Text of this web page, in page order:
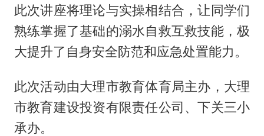
此次讲座将理论与实操相结合，让同学们
熟练掌握了基础的溺水自救互救技能，极
大提升了自身安全防范和应急处置能力。
此次活动由大理市教育体育局主办，大理
市教育建设投资有限责任公司、下关三小
承办。